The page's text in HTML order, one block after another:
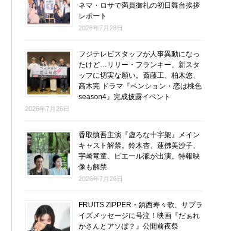
ネマ・ロサで満員御礼の初日舞台挨拶
レポート
2026年7月28日
フジテレビスタッフが人事異動になっ
たけど…リリー・フランキー、新スタ
ッフに切実な願い。斎藤工、柏木悠、
高木完 ドラマ『ペンション・恋は桃色
season4』完成披露イベント
2026年7月26日
香取慎吾主演『虚ろな十字架』メイン
キャスト解禁。鈴木杏、蓮佛美沙子、
宇崎竜童、ピエール瀧が出演。特報映
像も解禁
2026年7月26日
FRUITS ZIPPER・鎮西寿々歌、サプラ
イズメッセージに号泣！映画『だぁれ
かさんとアソぼ？』公開前夜祭